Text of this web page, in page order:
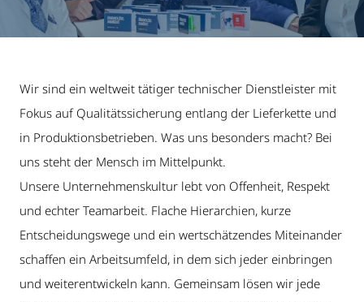
Wir sind ein weltweit tätiger technischer Dienstleister mit
Fokus auf Qualitätssicherung entlang der Lieferkette und
in Produktionsbetrieben. Was uns besonders macht? Bei
uns steht der Mensch im Mittelpunkt.
Unsere Unternehmenskultur lebt von Offenheit, Respekt
und echter Teamarbeit. Flache Hierarchien, kurze
Entscheidungswege und ein wertschätzendes Miteinander
schaffen ein Arbeitsumfeld, in dem sich jeder einbringen
und weiterentwickeln kann. Gemeinsam lösen wir jede